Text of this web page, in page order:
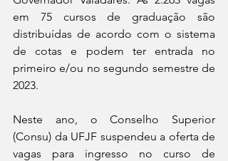
em 75 cursos de graduação são
distribuídas de acordo com o sistema
de cotas e podem ter entrada no
primeiro e/ou no segundo semestre de
2023.
Neste ano, o Conselho Superior
(Consu) da UFJF suspendeu a oferta de
vagas para ingresso no curso de